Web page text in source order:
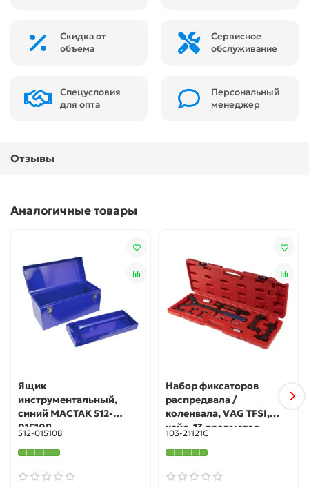
Скидка от
объема
Сервисное
обслуживание
Спецусловия
для опта
Персональный
менеджер
Отзывы
Аналогичные товары
Ящик
инструментальный,
синий МАСТАК 512-
01510B
512-01510B
Набор фиксаторов
распредвала /
коленвала, VAG TFSI,
кейс, 13 предметов
МАСТАК 103-21121C
103-21121C